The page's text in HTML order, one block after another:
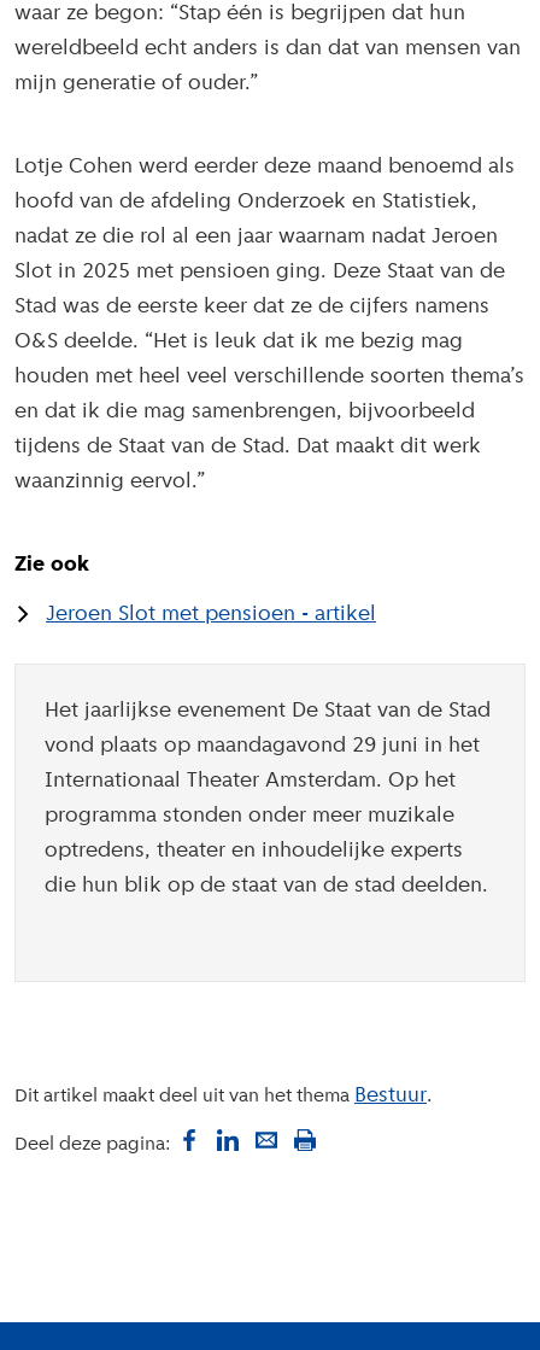
waar ze begon: “Stap één is begrijpen dat hun
wereldbeeld echt anders is dan dat van mensen van
mijn generatie of ouder.”
Lotje Cohen werd eerder deze maand benoemd als
hoofd van de afdeling Onderzoek en Statistiek,
nadat ze die rol al een jaar waarnam nadat Jeroen
Slot in 2025 met pensioen ging. Deze Staat van de
Stad was de eerste keer dat ze de cijfers namens
O&S deelde. “Het is leuk dat ik me bezig mag
houden met heel veel verschillende soorten thema’s
en dat ik die mag samenbrengen, bijvoorbeeld
tijdens de Staat van de Stad. Dat maakt dit werk
waanzinnig eervol.”
Zie ook
Jeroen Slot met pensioen - artikel
Het jaarlijkse evenement De Staat van de Stad
vond plaats op maandagavond 29 juni in het
Internationaal Theater Amsterdam. Op het
programma stonden onder meer muzikale
optredens, theater en inhoudelijke experts
die hun blik op de staat van de stad deelden.
Dit artikel maakt deel uit van het thema Bestuur
Deel deze pagina: